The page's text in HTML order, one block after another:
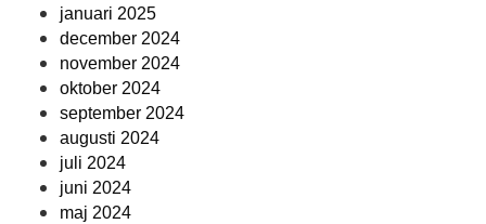
januari 2025
december 2024
november 2024
oktober 2024
september 2024
augusti 2024
juli 2024
juni 2024
maj 2024